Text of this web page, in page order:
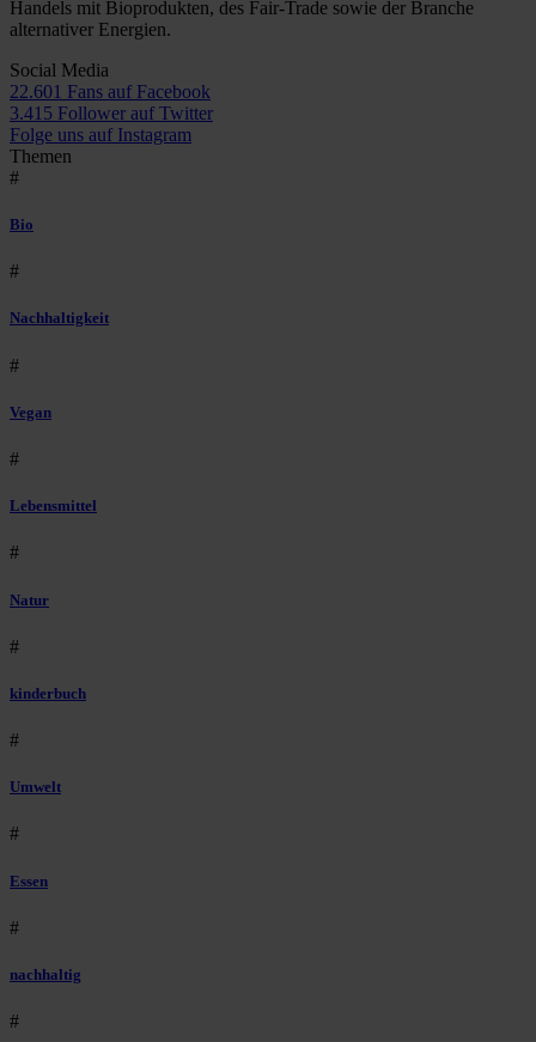
Handels mit Bioprodukten, des Fair-Trade sowie der Branche
alternativer Energien.
Social Media
22.601 Fans auf Facebook
3.415 Follower auf Twitter
Folge uns auf Instagram
Themen
#
Bio
#
Nachhaltigkeit
#
Vegan
#
Lebensmittel
#
Natur
#
kinderbuch
#
Umwelt
#
Essen
#
nachhaltig
#